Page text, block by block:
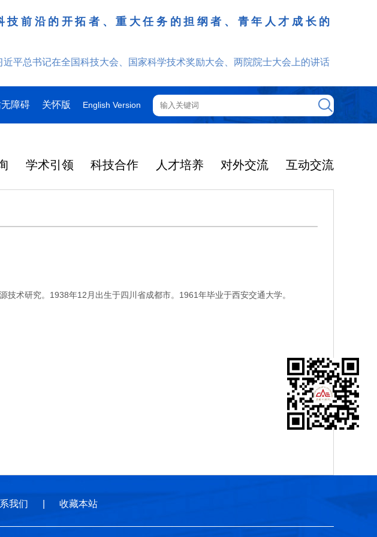
前沿的开拓者、重大任务的担纲者、青年人才成长的
平总书记在全国科技大会、国家科学技术奖励大会、两院院士大会上的讲话
无障碍 关怀版 English Version
学术引领 科技合作 人才培养 对外交流 互动交流
术研究。1938年12月出生于四川省成都市。1961年毕业于西安交通大学。
我们 收藏本站